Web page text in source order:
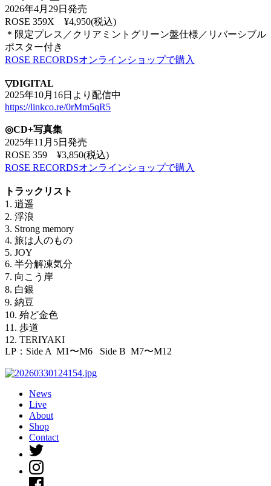
2026年4月29日発売
ROSE 359X ¥4,950(税込)
＊限定プレス／クリアミントグリーン盤仕様／リバーシブル
ポスター付き
ROSE RECORDSオンラインショップで購入
▽DIGITAL
2025年10月16日より配信中
https://linkco.re/0rMm5qR5
◎CD+写真集
2025年11月5日発売
ROSE 359 ¥3,850(税込)
ROSE RECORDSオンラインショップで購入
トラックリスト
1. 逍遥
2. 浮浪
3. Strong memory
4. 旅は人のもの
5. JOY
6. 半分解凍気分
7. 向こう岸
8. 白銀
9. 納豆
10. 殆ど金色
11. 歩道
12. TERIYAKI
LP：Side A M1〜M6 Side B M7〜M12
News
Live
About
Shop
Contact